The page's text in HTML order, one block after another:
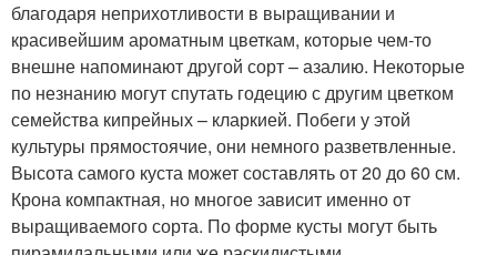
благодаря неприхотливости в выращивании и
красивейшим ароматным цветкам, которые чем-то
внешне напоминают другой сорт – азалию. Некоторые
по незнанию могут спутать годецию с другим цветком
семейства кипрейных – кларкией. Побеги у этой
культуры прямостоячие, они немного разветвленные.
Высота самого куста может составлять от 20 до 60 см.
Крона компактная, но многое зависит именно от
выращиваемого сорта. По форме кусты могут быть